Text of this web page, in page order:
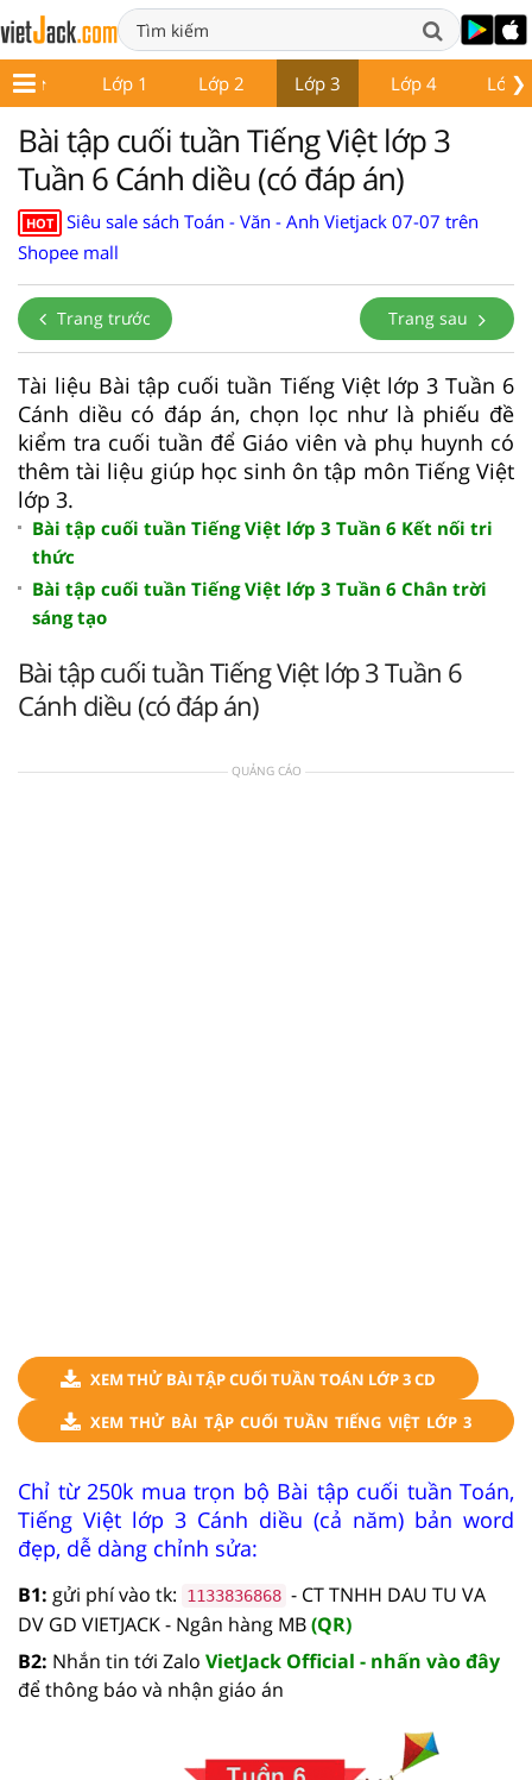
❯
Lớp 1 Lớp 2 Lớp 3 Lớp 4 Lớp 5
Bài tập cuối tuần Tiếng Việt lớp 3
Tuần 6 Cánh diều (có đáp án)
HOT
Siêu sale sách Toán - Văn - Anh Vietjack 07-07 trên
Shopee mall
Trang trước Trang sau
Tài liệu Bài tập cuối tuần Tiếng Việt lớp 3 Tuần 6
Cánh diều có đáp án, chọn lọc như là phiếu đề
kiểm tra cuối tuần để Giáo viên và phụ huynh có
thêm tài liệu giúp học sinh ôn tập môn Tiếng Việt
lớp 3.
Bài tập cuối tuần Tiếng Việt lớp 3 Tuần 6 Kết nối tri
thức
Bài tập cuối tuần Tiếng Việt lớp 3 Tuần 6 Chân trời
sáng tạo
Bài tập cuối tuần Tiếng Việt lớp 3 Tuần 6
Cánh diều (có đáp án)
QUẢNG CÁO
XEM THỬ BÀI TẬP CUỐI TUẦN TOÁN LỚP 3 CD
XEM THỬ BÀI TẬP CUỐI TUẦN TIẾNG VIỆT LỚP 3
Chỉ từ 250k mua trọn bộ Bài tập cuối tuần Toán,
Tiếng Việt lớp 3 Cánh diều (cả năm) bản word
đẹp, dễ dàng chỉnh sửa:
B1: gửi phí vào tk: 1133836868 - CT TNHH DAU TU VA
DV GD VIETJACK - Ngân hàng MB(QR)
B2: Nhắn tin tới Zalo VietJack Official - nhấn vào đây
để thông báo và nhận giáo án